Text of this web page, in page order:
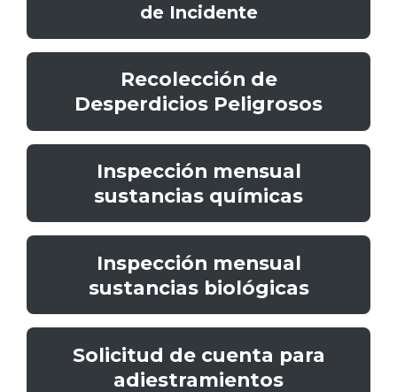
de Incidente
Recolección de
Desperdicios Peligrosos
Inspección mensual
sustancias químicas
Inspección mensual
sustancias biológicas
Solicitud de cuenta para
adiestramientos